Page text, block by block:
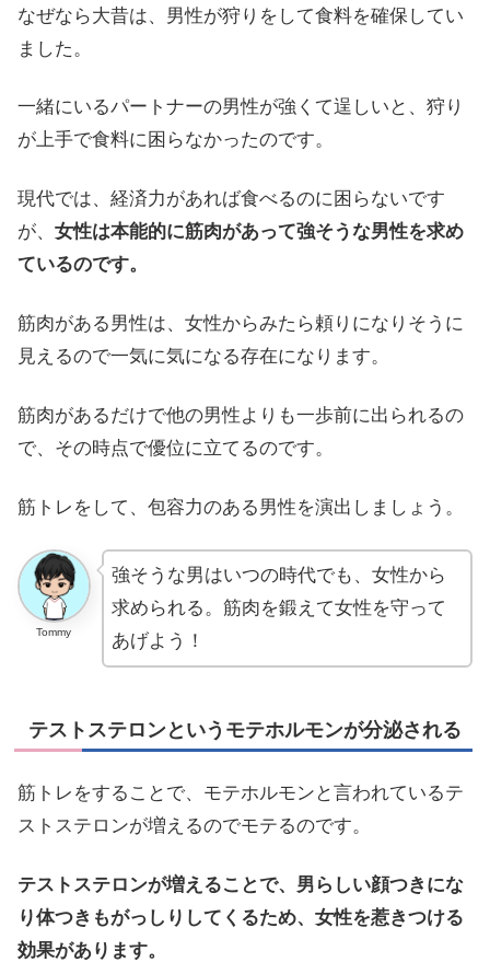
なぜなら大昔は、男性が狩りをして食料を確保してい
ました。
一緒にいるパートナーの男性が強くて逞しいと、狩り
が上手で食料に困らなかったのです。
現代では、経済力があれば食べるのに困らないです
が、 女性は本能的に筋肉があって強そうな男性を求め
ているのです。
筋肉がある男性は、女性からみたら頼りになりそうに
見えるので一気に気になる存在になります。
筋肉があるだけで他の男性よりも一歩前に出られるの
で、その時点で優位に立てるのです。
筋トレをして、包容力のある男性を演出しましょう。
Tommy
強そうな男はいつの時代でも、女性から
求められる。筋肉を鍛えて女性を守って
あげよう！
テストステロンというモテホルモンが分泌される
筋トレをすることで、モテホルモンと言われているテ
ストステロンが増えるのでモテるのです。
テストステロンが増えることで、男らしい顔つきにな
り体つきもがっしりしてくるため、女性を惹きつける
効果があります。